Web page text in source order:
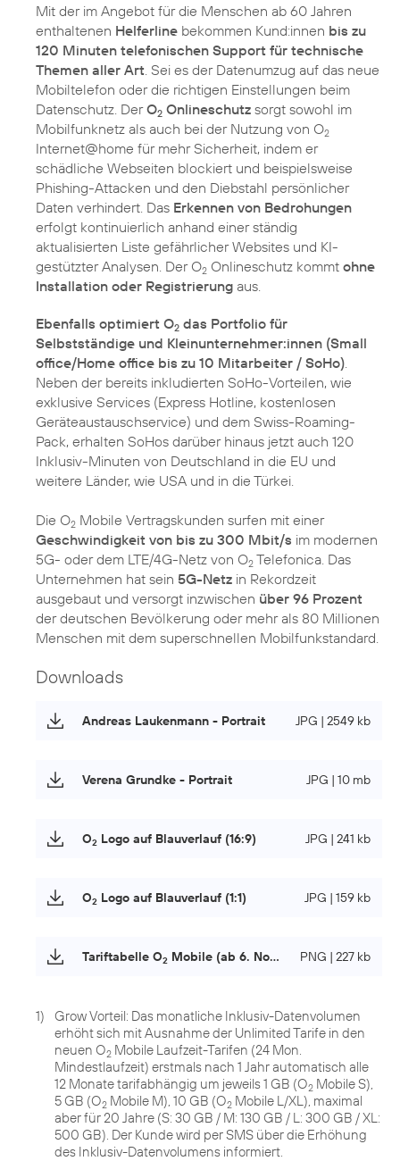
Mit der im Angebot für die Menschen ab 60 Jahren
enthaltenen Helferline bekommen Kund:innen bis zu
120 Minuten telefonischen Support für technische
Themen aller Art . Sei es der Datenumzug auf das neue
Mobiltelefon oder die richtigen Einstellungen beim
Datenschutz. DerO2 Onlineschutz sorgt sowohl im
Mobilfunknetz als auch bei der Nutzung von O2
Internet@home für mehr Sicherheit, indem er
schädliche Webseiten blockiert und beispielsweise
Phishing-Attacken und den Diebstahl persönlicher
Daten verhindert. Das Erkennen von Bedrohungen
erfolgt kontinuierlich anhand einer ständig
aktualisierten Liste gefährlicher Websites und KI-
gestützter Analysen. Der O2 Onlineschutz kommt ohne
Installation oder Registrierung aus.
Ebenfalls optimiert O2 das Portfolio für
Selbstständige und Kleinunternehmer:innen (Small
office/Home office bis zu 10 Mitarbeiter / SoHo)
Neben der bereits inkludierten SoHo-Vorteilen, wie
exklusive Services (Express Hotline, kostenlosen
Geräteaustauschservice) und dem Swiss-Roaming-
Pack, erhalten SoHos darüber hinaus jetzt auch 120
Inklusiv-Minuten von Deutschland in die EU und
weitere Länder, wie USA und in die Türkei.
Die O2 Mobile Vertragskunden surfen mit einer
Geschwindigkeit von bis zu 300 Mbit/s im modernen
5G- oder dem LTE/4G-Netz von O2 Telefonica. Das
Unternehmen hat sein 5G-Netz in Rekordzeit
ausgebaut und versorgt inzwischen über 96 Prozent
der deutschen Bevölkerung oder mehr als 80 Millionen
Menschen mit dem superschnellen Mobilfunkstandard.
Downloads
Andreas Laukenmann - Portrait JPG | 2549 kb
Verena Grundke - Portrait JPG | 10 mb
O2 Logo auf Blauverlauf (16:9) JPG | 241 kb
O2 Logo auf Blauverlauf (1:1) JPG | 159 kb
Tariftabelle O2 Mobile (ab 6. November 2024) PNG | 227 kb
1)
Grow Vorteil: Das monatliche Inklusiv-Datenvolumen
erhöht sich mit Ausnahme der Unlimited Tarife in den
neuen O2 Mobile Laufzeit-Tarifen (24 Mon.
Mindestlaufzeit) erstmals nach 1 Jahr automatisch alle
12 Monate tarifabhängig um jeweils 1 GB (O2 Mobile S),
5 GB (O2 Mobile M), 10 GB (O2 Mobile L/XL), maximal
aber für 20 Jahre (S: 30 GB / M: 130 GB / L: 300 GB / XL:
500 GB). Der Kunde wird per SMS über die Erhöhung
des Inklusiv-Datenvolumens informiert.